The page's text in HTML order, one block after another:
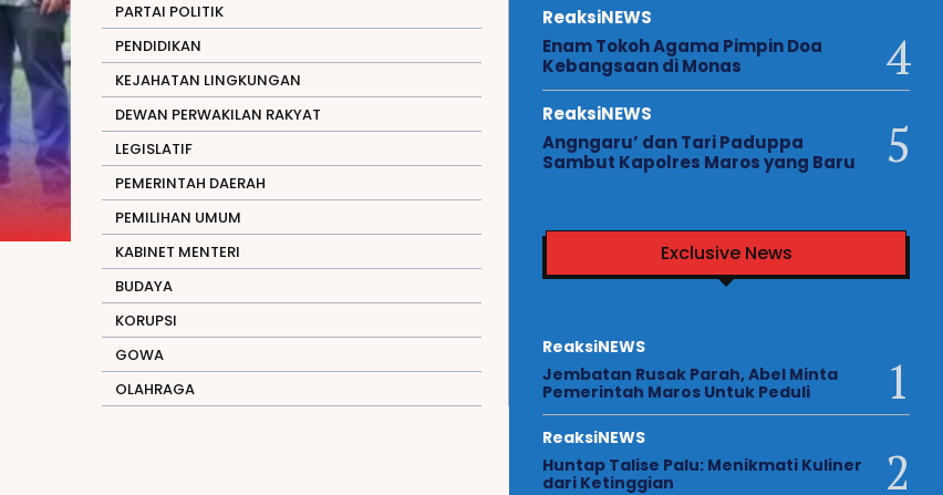
PARTAI POLITIK
PENDIDIKAN
KEJAHATAN LINGKUNGAN
DEWAN PERWAKILAN RAKYAT
LEGISLATIF
PEMERINTAH DAERAH
PEMILIHAN UMUM
KABINET MENTERI
BUDAYA
KORUPSI
GOWA
OLAHRAGA
ReaksiNEWS
Enam Tokoh Agama Pimpin Doa
Kebangsaan di Monas
ReaksiNEWS
Angngaru’ dan Tari Paduppa
Sambut Kapolres Maros yang Baru
Exclusive News
ReaksiNEWS
Jembatan Rusak Parah, Abel Minta
Pemerintah Maros Untuk Peduli
ReaksiNEWS
Huntap Talise Palu: Menikmati Kuliner
dari Ketinggian